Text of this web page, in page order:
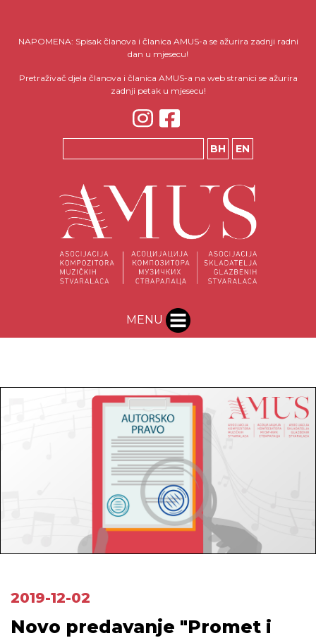
NAPOMENA: Spisak članova i članica AMUS-a se ažurira zadnji radni
dan u mjesecu!
Pretraživač djela članova i članica AMUS-a na web stranici se ažurira
zadnji petak u mjesecu!
BH EN
MENU
2019-12-02
Novo predavanje "Promet i